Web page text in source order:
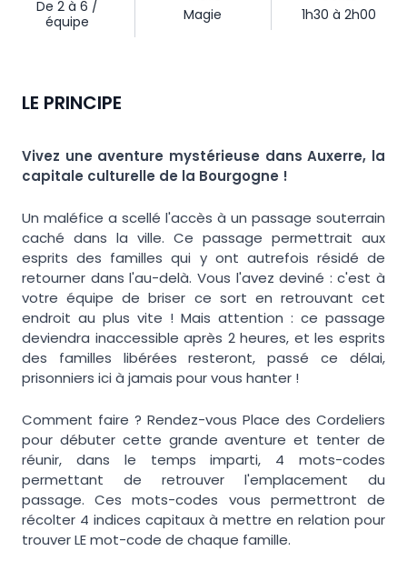
De 2 à 6 /
équipe
Magie 1h30 à 2h00
LE PRINCIPE
Vivez une aventure mystérieuse dans Auxerre, la
capitale culturelle de la Bourgogne !
Un maléfice a scellé l'accès à un passage souterrain
caché dans la ville. Ce passage permettrait aux
esprits des familles qui y ont autrefois résidé de
retourner dans l'au-delà. Vous l'avez deviné : c'est à
votre équipe de briser ce sort en retrouvant cet
endroit au plus vite ! Mais attention : ce passage
deviendra inaccessible après 2 heures, et les esprits
des familles libérées resteront, passé ce délai,
prisonniers ici à jamais pour vous hanter !
Comment faire ? Rendez-vous Place des Cordeliers
pour débuter cette grande aventure et tenter de
réunir, dans le temps imparti, 4 mots-codes
permettant de retrouver l'emplacement du
passage. Ces mots-codes vous permettront de
récolter 4 indices capitaux à mettre en relation pour
trouver LE mot-code de chaque famille.